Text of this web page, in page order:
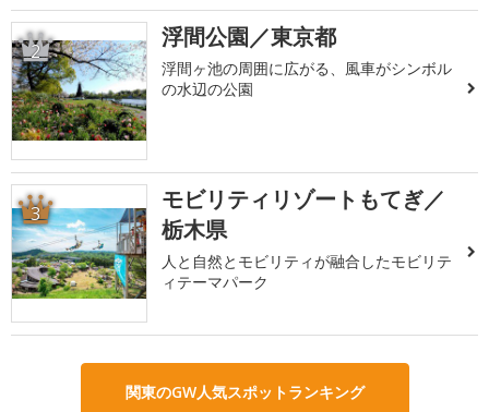
2 浮間公園／東京都
浮間ヶ池の周囲に広がる、風車がシンボル
の水辺の公園
3
モビリティリゾートもてぎ／
栃木県
人と自然とモビリティが融合したモビリテ
ィテーマパーク
関東のGW人気スポットランキング